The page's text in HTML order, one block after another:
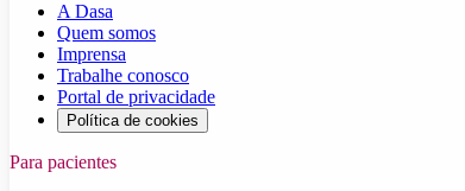
A Dasa
Quem somos
Imprensa
Trabalhe conosco
Portal de privacidade
Política de cookies
Para pacientes